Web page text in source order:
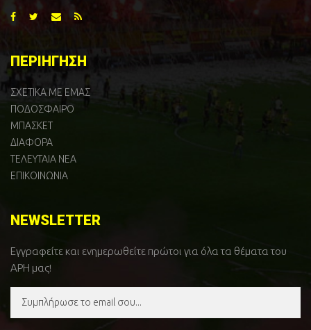
ΠΕΡΙΗΓΗΣΗ
ΣΧΕΤΙΚΑ ΜΕ ΕΜΑΣ
ΠΟΔΟΣΦΑΙΡΟ
ΜΠΑΣΚΕΤ
ΔΙΑΦΟΡΑ
ΤΕΛΕΥΤΑΙΑ ΝΕΑ
ΕΠΙΚΟΙΝΩΝΙΑ
NEWSLETTER
Εγγραφείτε και ενημερωθείτε πρώτοι για όλα τα θέματα του
ΑΡΗ μας!